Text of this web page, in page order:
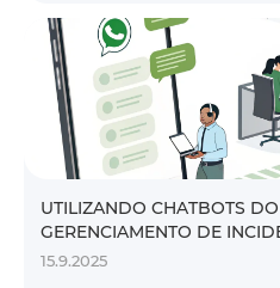
UTILIZANDO CHATBOTS
GERENCIAMENTO DE
15.9.2025